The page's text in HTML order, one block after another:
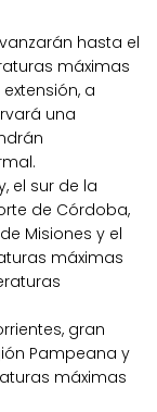
hasta el
máximas
a
una
el sur de la
de Córdoba,
Misiones y el
máximas
gran
Pampeana y
máximas